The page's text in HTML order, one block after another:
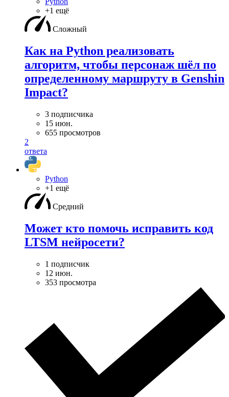
+1 ещё
Сложный
Как на Python реализовать
алгоритм, чтобы персонаж шёл по
определенному маршруту в Genshin
Impact?
3 подписчика
15 июн.
655 просмотров
2
ответа
Python
+1 ещё
Средний
Может кто помочь исправить код
LTSM нейросети?
1 подписчик
12 июн.
353 просмотра